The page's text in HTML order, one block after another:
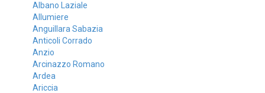
Albano Laziale
Allumiere
Anguillara Sabazia
Anticoli Corrado
Anzio
Arcinazzo Romano
Ardea
Ariccia